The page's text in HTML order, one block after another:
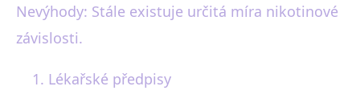
Nevýhody: Stále existuje určitá míra nikotinové
závislosti.
Lékařské předpisy